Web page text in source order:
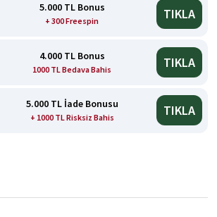
5.000 TL Bonus
+ 300 Freespin TIKLA
4.000 TL Bonus
1000 TL Bedava Bahis TIKLA
5.000 TL İade Bonusu
+ 1000 TL Risksiz Bahis TIKLA